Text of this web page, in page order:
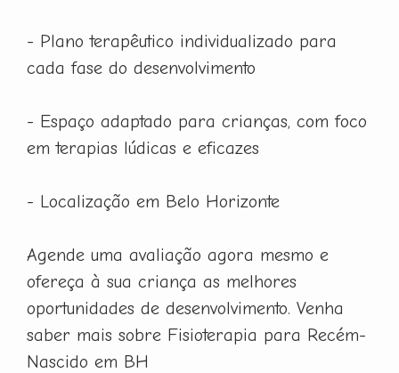
- Plano terapêutico individualizado para
cada fase do desenvolvimento
- Espaço adaptado para crianças, com foco
em terapias lúdicas e eficazes
- Localização em Belo Horizonte
Agende uma avaliação agora mesmo e
ofereça à sua criança as melhores
oportunidades de desenvolvimento. Venha
saber mais sobre Fisioterapia para Recém-
Nascido em BH